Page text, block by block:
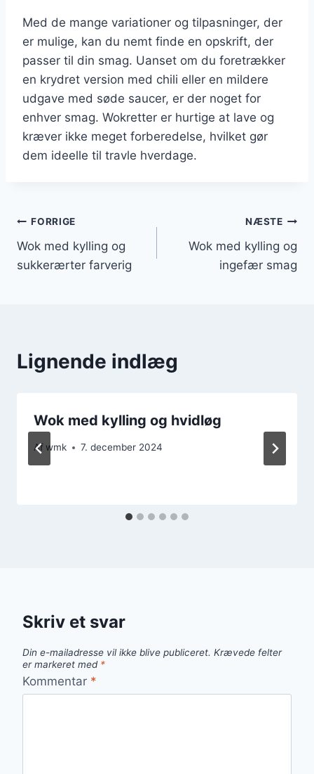
Med de mange variationer og tilpasninger, der
er mulige, kan du nemt finde en opskrift, der
passer til din smag. Uanset om du foretrækker
en krydret version med chili eller en mildere
udgave med søde saucer, er der noget for
enhver smag. Wokretter er hurtige at lave og
kræver ikke meget forberedelse, hvilket gør
dem ideelle til travle hverdage.
Indlægsnavigation
FORRIGE
Wok med kylling og
sukkerærter farverig
NÆSTE
Wok med kylling og
ingefær smag
Lignende indlæg
Wok med kylling og hvidløg
Af wmk 7. december 2024
Skriv et svar
Din e-mailadresse vil ikke blive publiceret. Krævede felter
er markeret med *
Kommentar *